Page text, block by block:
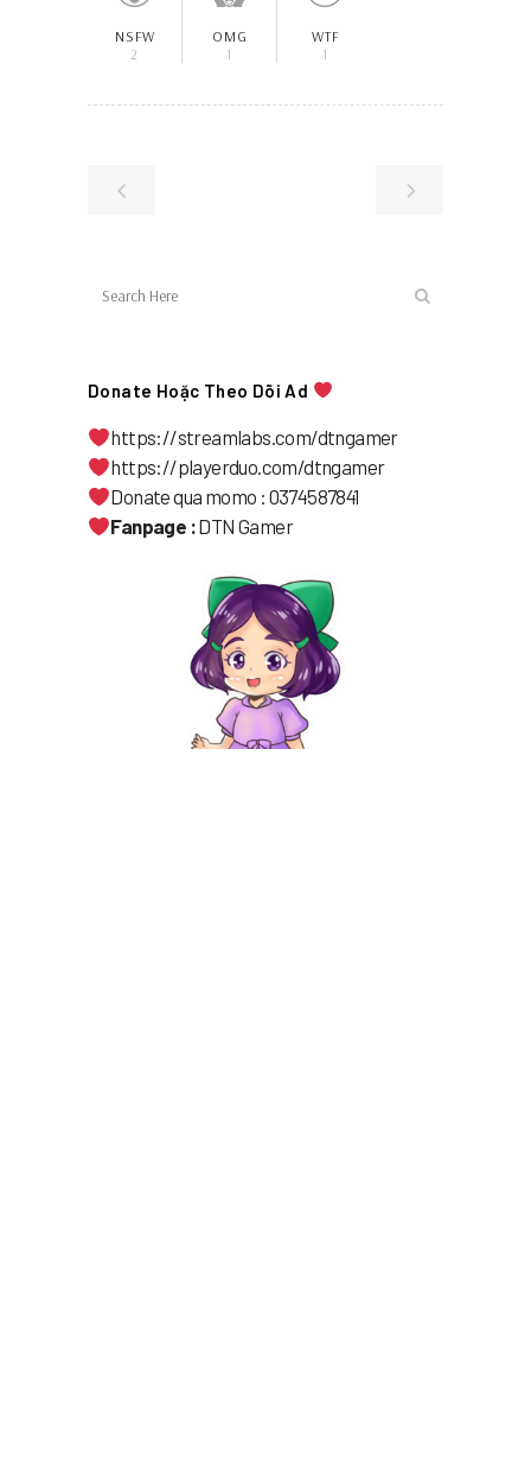
NSFW
2
OMG
1
WTF
1
Donate Hoặc Theo Dõi Ad
https://streamlabs.com/dtngamer
https://playerduo.com/dtngamer
Donate qua momo : 0374587841
Fanpage :DTN Gamer